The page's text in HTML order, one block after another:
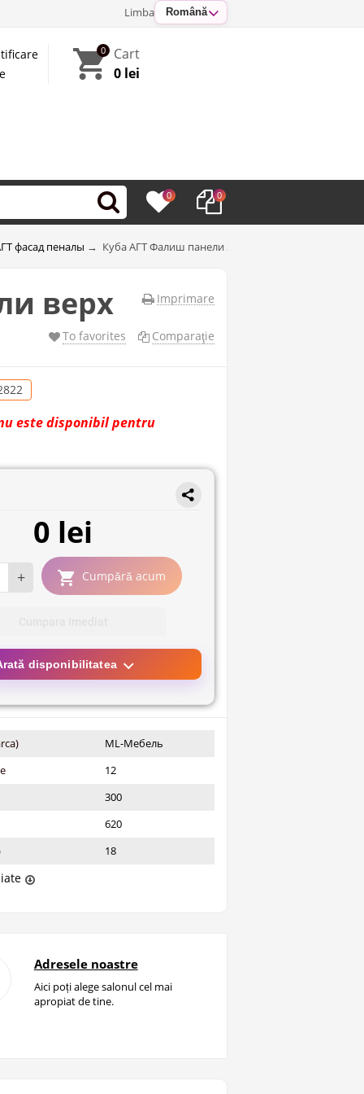
Limba Română
0
Cart
0 lei
0 0
фасад пеналы → Куба АГТ Фалиш панели 300(600)панели верх
Imprimare
верх
To favorites Comparaţie
este disponibil pentru
0 lei
+ Cumpără acum
disponibilitatea
ML-Мебель
12
300
620
18
Adresele noastre
Aici poți alege salonul cel mai
apropiat de tine.